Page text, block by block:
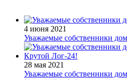
4 июня 2021
Уважаемые собственники
28 мая 2021
Уважаемые собственники